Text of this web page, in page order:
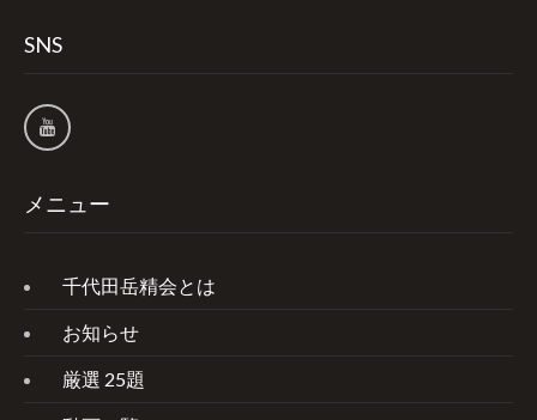
SNS
メニュー
千代田岳精会とは
お知らせ
厳選 25題